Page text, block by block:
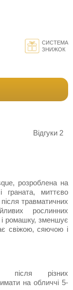
СИСТЕМА
ЗНИЖОК
Відгуки 2
розроблена на
граната, миттєво
травматичних
рослинних
і ромашку, зменшує
свіжою, сяючою і
після різних
на обличчі 5-